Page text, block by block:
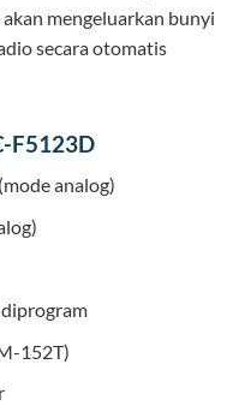
mengeluarkan bunyi
secara otomatis
F5123D
analog)
152T)